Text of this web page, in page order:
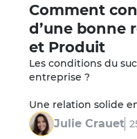
Comment
d’une bonne
et Produit
Les conditions du
entreprise ?
Une relation solide
Chef de Produit (PM)
produit dans une
Julie Crauet